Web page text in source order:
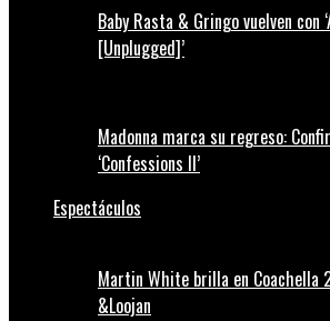
Baby Rasta & Gringo vuelven con
[Unplugged]’
Madonna marca su regreso:
‘Confessions II’
Espectáculos
Martin White brilla en Coachella
&Loojan